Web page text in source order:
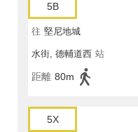
5B
往 堅尼地城
水街, 德輔道西 站
距離 80m
5X